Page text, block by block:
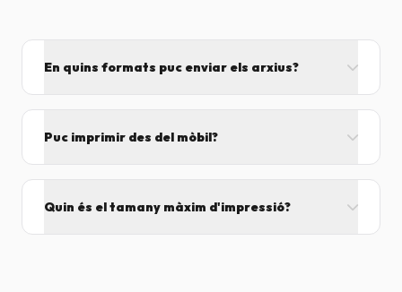
En quins formats puc enviar els arxius?
Word i Excel.
Puc imprimir des del mòbil?
Quin és el tamany màxim d'impressió?